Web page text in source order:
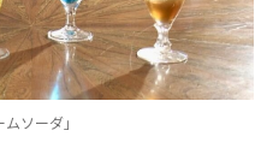
ムソーダ」